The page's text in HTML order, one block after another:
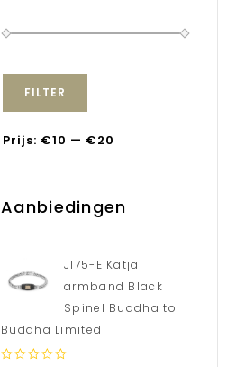
FILTER
Prijs: €10 — €20
Aanbiedingen
J175-E Katja
armband Black
Spinel Buddha to
Buddha Limited